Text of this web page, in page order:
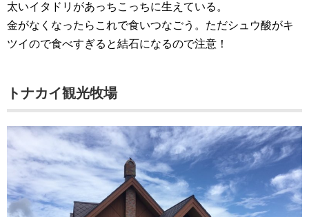
太いイタドリがあっちこっちに生えている。
金がなくなったらこれで食いつなごう。ただシュウ酸がキ
ツイので食べすぎると結石になるので注意！
トナカイ観光牧場